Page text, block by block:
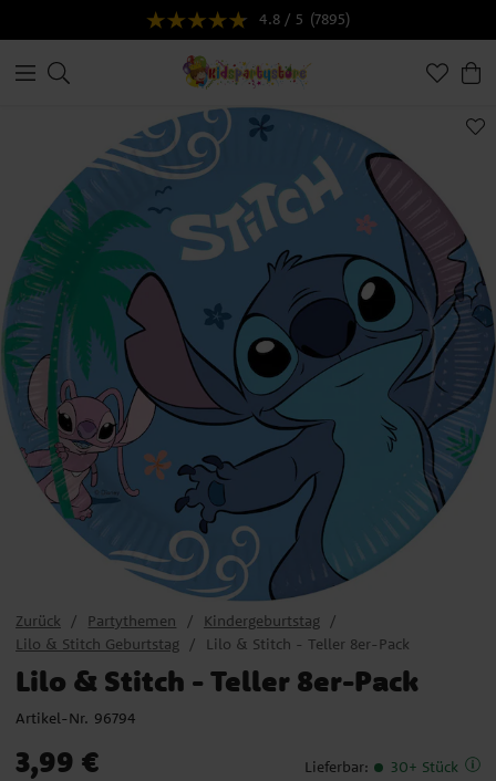
4.8 / 5 (7895)
Zurück Partythemen
Kindergeburtstag
Lilo & Stitch Geburtstag
Lilo & Stitch - Teller 8er-Pack
Lilo & Stitch - Teller 8er-Pack
Artikel-Nr. 96794
Preis:3,99 €
3,99 € Lieferbar: 30+ Stück